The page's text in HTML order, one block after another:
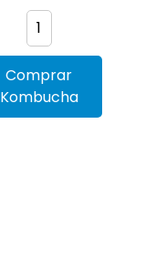
Comprar
Kombucha